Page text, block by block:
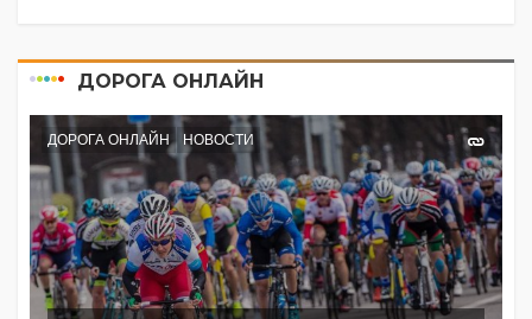
ДОРОГА ОНЛАЙН
ДОРОГА ОНЛАЙН НОВОСТИ